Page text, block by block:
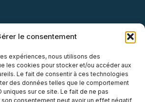
le consentement
expériences, nous utilisons des
les cookies pour stocker et/ou accéder aux
Le fait de consentir à ces technologies
des données telles que le comportement
uniques sur ce site. Le fait de ne pas
son consentement peut avoir un effet négatif